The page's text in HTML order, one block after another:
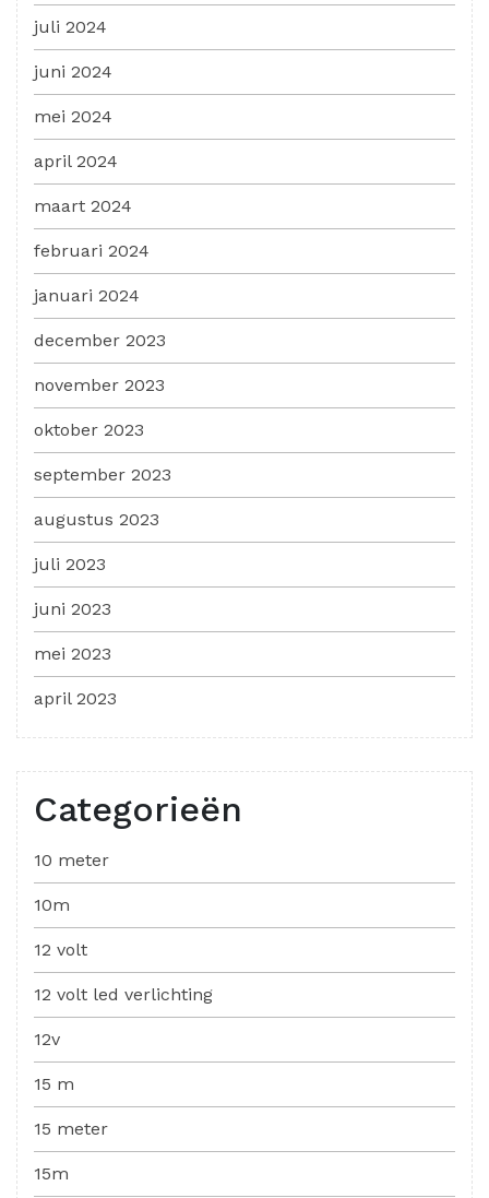
juli 2024
juni 2024
mei 2024
april 2024
maart 2024
februari 2024
januari 2024
december 2023
november 2023
oktober 2023
september 2023
augustus 2023
juli 2023
juni 2023
mei 2023
april 2023
Categorieën
10 meter
10m
12 volt
12 volt led verlichting
12v
15 m
15 meter
15m